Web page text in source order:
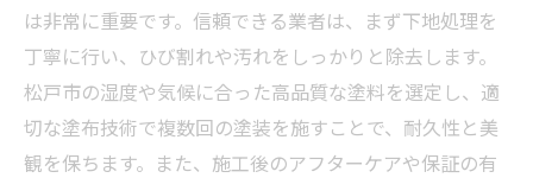
は非常に重要です。信頼できる業者は、まず下地処理を
丁寧に行い、ひび割れや汚れをしっかりと除去します。
松戸市の湿度や気候に合った高品質な塗料を選定し、適
切な塗布技術で複数回の塗装を施すことで、耐久性と美
観を保ちます。また、施工後のアフターケアや保証の有